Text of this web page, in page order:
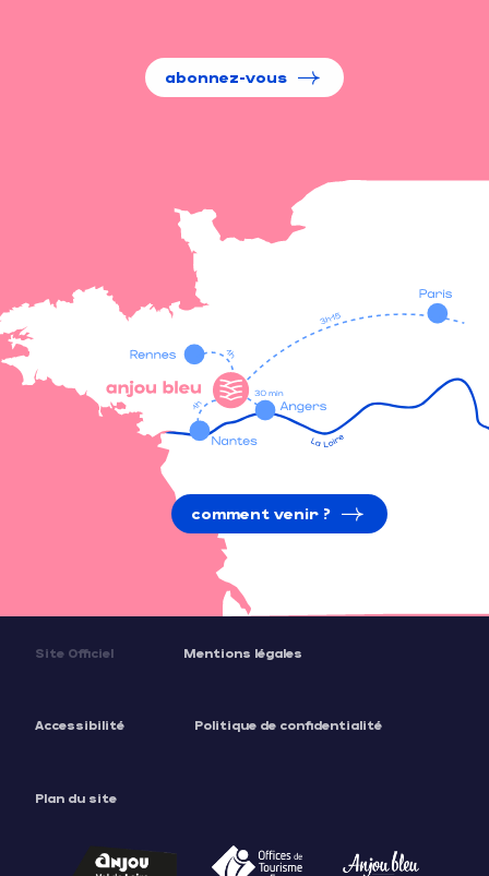
abonnez-vous
comment venir ?
Site Officiel Mentions légales
Accessibilité Politique de confidentialité
Plan du site